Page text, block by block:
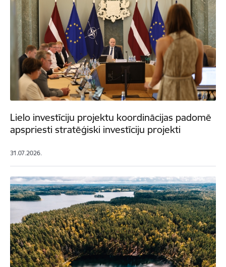
Lielo investīciju projektu koordinācijas padomē
apspriesti stratēģiski investīciju projekti
31.07.2026.